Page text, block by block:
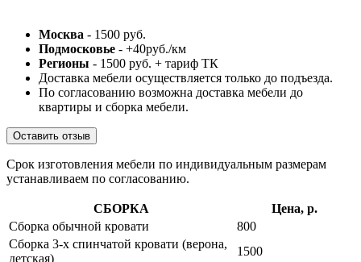
Москва - 1500 руб.
Подмосковье - +40руб./км
Регионы - 1500 руб. + тариф ТК
Доставка мебели осуществляется только до подъезда.
По согласованию возможна доставка мебели до
квартиры и сборка мебели.
Оставить отзыв
Срок изготовления мебели по индивидуальным размерам
устанавливаем по согласованию.
СБОРКА
Цена, р.
Сборка обычной кровати
800
Сборка 3-х спинчатой кровати (верона,
детская)
1500